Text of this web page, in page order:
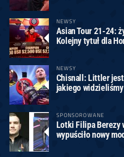
NEWSY
Asian Tour 21-24:
Kolejny tytuł dla
NEWSY
Chisnall: Littler
jakiego widzieliśmy
SPONSOROWANE
Lotki Filipa Berezy
wypuściło nowy